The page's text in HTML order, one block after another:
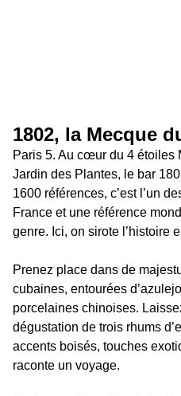
1802, la Mecque
Paris 5. Au cœur du 4 étoiles
Jardin des Plantes, le bar
1600 références, c’est l’un
France et une référence
genre. Ici, on sirote l’histoire
Prenez place dans de
cubaines, entourées
porcelaines chinoises.
dégustation de trois rhums
accents boisés, touches
raconte un voyage.